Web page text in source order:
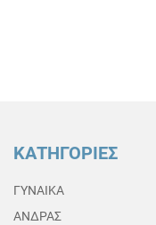
ΚΑΤΗΓΟΡΙΕΣ
ΓΥΝΑΙΚΑ
ΑΝΔΡΑΣ